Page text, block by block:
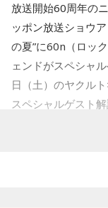
鳩のぬいぐるみは
詰められても、自
なタイプ。窮地で
持ち主です。ただ
てください。
2．身分証……本性
身分証は「あなた
窮地に立たされる
放送開始60周年の
ッポン放送ショウ
の夏”に60n（ロッ
ェンドがスペシャ
日（土）のヤクル
スペシャルゲスト